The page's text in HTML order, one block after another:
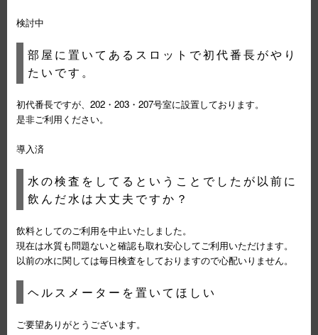
検討中
部屋に置いてあるスロットで初代番長がやり
たいです。
初代番長ですが、202・203・207号室に設置しております。
是非ご利用ください。
導入済
水の検査をしてるということでしたが以前に
飲んだ水は大丈夫ですか？
飲料としてのご利用を中止いたしました。
現在は水質も問題ないと確認も取れ安心してご利用いただけます。
以前の水に関しては毎日検査をしておりますので心配いりません。
ヘルスメーターを置いてほしい
ご要望ありがとうございます。